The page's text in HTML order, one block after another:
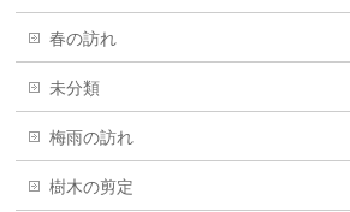
春の訪れ
未分類
梅雨の訪れ
樹木の剪定